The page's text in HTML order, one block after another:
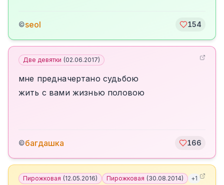
©seol 154
Две девятки (02.06.2017)
мне предначертано судьбою
жить с вами жизнью половою
©багдашка 166
Пирожковая (12.05.2016) Пирожковая (30.08.2014) +1